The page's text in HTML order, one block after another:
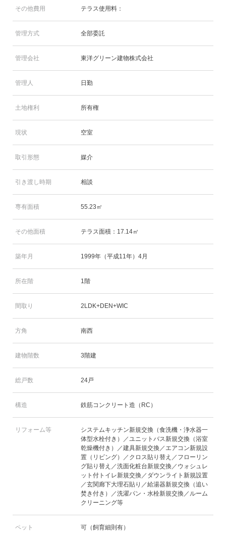
その他費用 テラス使用料：
管理方式 全部委託
管理会社 東洋グリーン建物株式会社
管理人 日勤
土地権利 所有権
現状 空室
取引形態 媒介
引き渡し時期 相談
専有面積 55.23㎡
その他面積 テラス面積：17.14㎡
築年月 1999年（平成11年）4月
所在階 1階
間取り 2LDK+DEN+WIC
方角 南西
建物階数 3階建
総戸数 24戸
構造 鉄筋コンクリート造（RC）
リフォーム等
システムキッチン新規交換（食洗機・浄水器一
体型水栓付き）／ユニットバス新規交換（浴室
乾燥機付き）／建具新規交換／エアコン新規設
置（リビング）／クロス貼り替え／フローリン
グ貼り替え／洗面化粧台新規交換／ウォシュレ
ット付トイレ新規交換／ダウンライト新規設置
／玄関廊下大理石貼り／給湯器新規交換（追い
焚き付き）／洗濯パン・水栓新規交換／ルーム
クリーニング等
ペット 可（飼育細則有）